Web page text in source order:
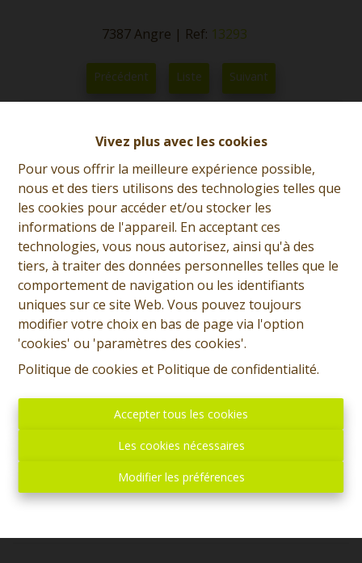
Vivez plus avec les cookies
Pour vous offrir la meilleure expérience possible,
nous et des tiers utilisons des technologies telles que
les cookies pour accéder et/ou stocker les
informations de l'appareil. En acceptant ces
technologies, vous nous autorisez, ainsi qu'à des
tiers, à traiter des données personnelles telles que le
comportement de navigation ou les identifiants
uniques sur ce site Web. Vous pouvez toujours
modifier votre choix en bas de page via l'option
'cookies' ou 'paramètres des cookies'.
Politique de cookies et Politique de confidentialité.
Accepter tous les cookies
Les cookies nécessaires
Modifier les préférences
7387 Angre | Ref: 13293
Précédent Liste Suivant
Quentin Moreau
Demande d'informations
+32 (0)65 31 96 96